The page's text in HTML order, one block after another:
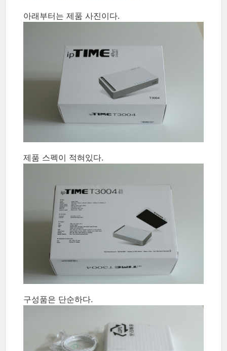
아래부터는 제품 사진이다.
제품 스펙이 적혀있다.
구성품은 단순하다.